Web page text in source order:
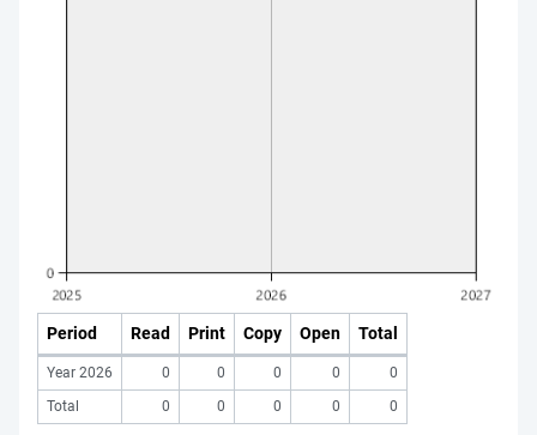
Period Read Print Copy Open Total
Year 2026 0 0 0 0
0
Total
0 0 0 0 0